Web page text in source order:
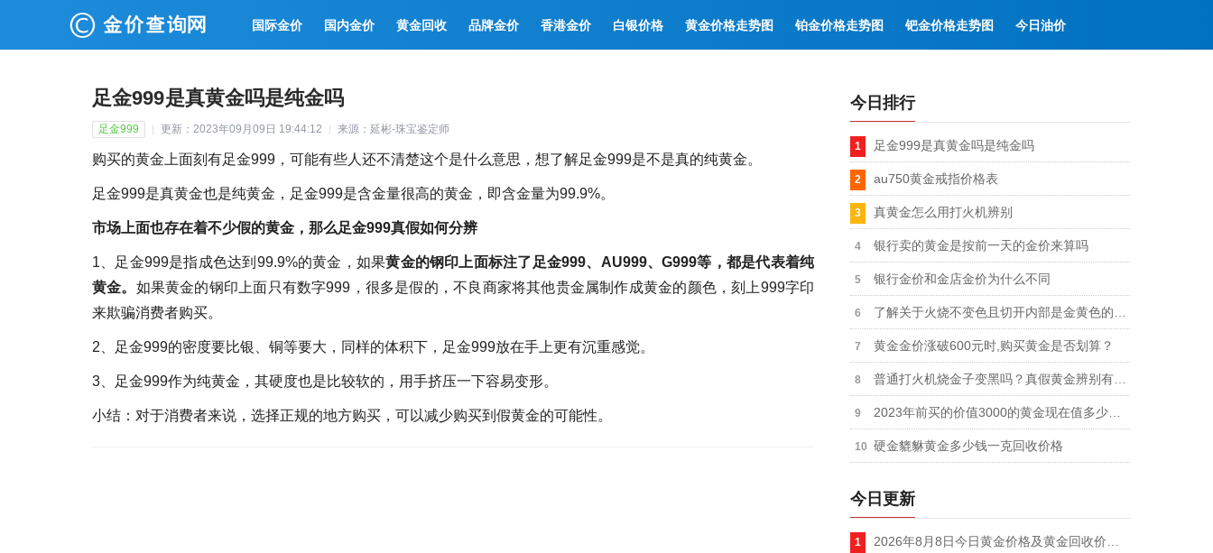
国际金价 国内金价 黄金回收 品牌金价 香港金价 白银价格 黄金价格走势图 铂金价格走势图 钯金价格走势图 今日油价
足金999是真黄金吗是纯金吗
足金999 更新：2023年09月09日 19:44:12 来源：延彬-珠宝鉴定师
购买的黄金上面刻有足金999，可能有些人还不清楚这个是什么意思，想了解足金999是不是真的纯黄金。
足金999是真黄金也是纯黄金，足金999是含金量很高的黄金，即含金量为99.9%。
市场上面也存在着不少假的黄金，那么足金999真假如何分辨
1、足金999是指成色达到99.9%的黄金，如果黄金的钢印上面标注了足金999、AU999、G999等，都是代表着纯
黄金。 如果黄金的钢印上面只有数字999，很多是假的，不良商家将其他贵金属制作成黄金的颜色，刻上999字印
来欺骗消费者购买。
2、足金999的密度要比银、铜等要大，同样的体积下，足金999放在手上更有沉重感觉。
3、足金999作为纯黄金，其硬度也是比较软的，用手挤压一下容易变形。
小结：对于消费者来说，选择正规的地方购买，可以减少购买到假黄金的可能性。
今日排行
足金999是真黄金吗是纯金吗
au750黄金戒指价格表
真黄金怎么用打火机辨别
银行卖的黄金是按前一天的金价来算吗
银行金价和金店金价为什么不同
黄金金价涨破600元时,购买黄金是否划算？
硬金貔貅黄金多少钱一克回收价格
今日更新